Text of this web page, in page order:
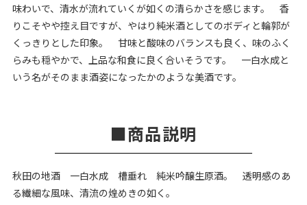
味わいで、清水が流れていくが如くの清らかさを感じます。 香
りこそやや控え目ですが、やはり純米酒としてのボディと輪郭が
くっきりとした印象。 甘味と酸味のバランスも良く、味のふく
らみも穏やかで、上品な和食に良く合いそうです。 一白水成と
いう名がそのまま酒姿になったかのような美酒です。
商品説明
秋田の地酒 一白水成 槽垂れ 純米吟醸生原酒。 透明感のあ
る繊細な風味、清流の煌めきの如く。